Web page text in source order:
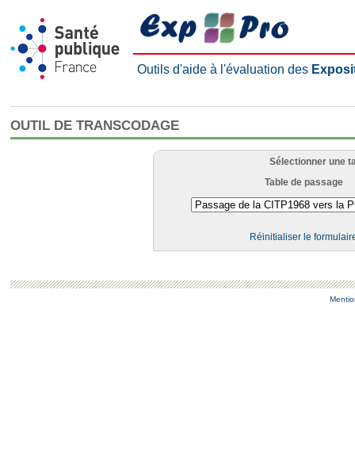
Outils d'aide à l'évaluation des
OUTIL DE TRANSCODAGE
Sélectionner une
Table de passage
Réinitialiser le